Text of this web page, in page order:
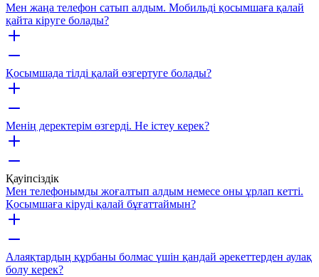
Мен жаңа телефон сатып алдым. Мобильді қосымшаға қалай
қайта кіруге болады?
Қосымшада тілді қалай өзгертуге болады?
Менің деректерім өзгерді. Не істеу керек?
Қауіпсіздік
Мен телефонымды жоғалтып алдым немесе оны ұрлап кетті.
Қосымшаға кіруді қалай бұғаттаймын?
Алаяқтардың құрбаны болмас үшін қандай әрекеттерден аулақ
болу керек?